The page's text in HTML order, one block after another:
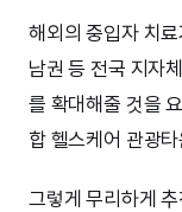
해외의 중입자 치
남권 등 전국 지자
를 확대해줄 것을
합 헬스케어 관광
그렇게 무리하게